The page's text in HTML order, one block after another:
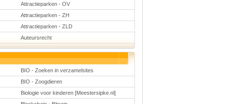
Attractieparken - OV
Attractieparken - ZH
Attractieparken - ZLD
Auteursrecht
BIO - Zoeken in verzamelsites
BIO - Zoogdieren
Biologie voor kinderen [Meestersipke.nl]